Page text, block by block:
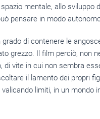
mentale, allo sviluppo
pensare in modo
di contenere le
grezzo. Il film perciò, non
vite in cui non sembra
il lamento dei propri
limiti, in un mondo